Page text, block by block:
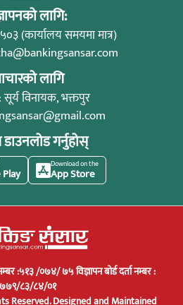
लागि:
(कार्यालय समयमा मात्र)
लागि
सूर्य विनायक, भक्तपुर
डाउनलोड गर्नुहोस्
Download on the
App Store
:५१३ /०७४/ ७५ विज्ञापन बोर्ड दर्ता नम्बर :
८३/८४/०१
Reserved.Designed and Maintained